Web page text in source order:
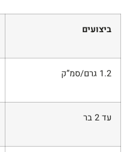
ביצועים
1.2 גרם/סמ”ק
עד 2 בר